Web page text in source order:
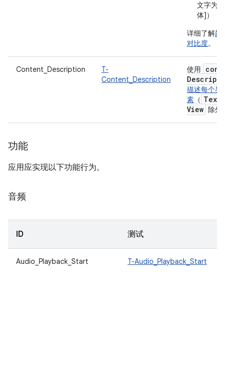
文字为粗
体]）
详细了解颜
对比度。
Content_Description
T-
Content_Description
使用
描述每个界
素 （ Text
View 除外
功能
应用应实现以下功能行为。
音频
ID 测试
Audio_Playback_Start T-Audio_Playback_Start